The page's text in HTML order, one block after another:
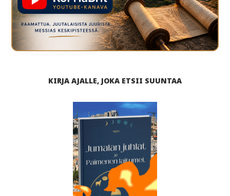
KIRJA AJALLE, JOKA ETSII SUUNTAA